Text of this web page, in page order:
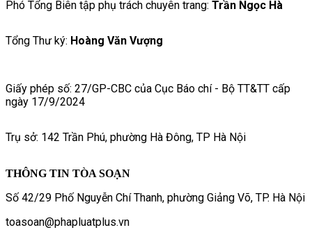
Phó Tổng Biên tập phụ trách chuyên trang: Trần Ngọc Hà
Tổng Thư ký: Hoàng Văn Vượng
Giấy phép số: 27/GP-CBC của Cục Báo chí - Bộ TT&TT cấp
ngày 17/9/2024
Trụ sở: 142 Trần Phú, phường Hà Đông, TP Hà Nội
THÔNG TIN TÒA SOẠN
Số 42/29 Phố Nguyễn Chí Thanh, phường Giảng Võ, TP. Hà Nội
toasoan@phapluatplus.vn